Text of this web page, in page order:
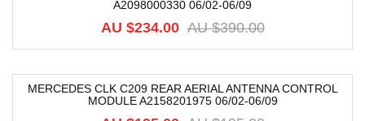
A2098000330 06/02-06/09
AU $390.00
AU $234.00
MERCEDES CLK C209 REAR AERIAL ANTENNA CONTROL
MODULE A2158201975 06/02-06/09